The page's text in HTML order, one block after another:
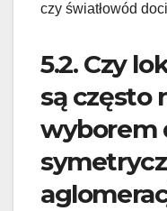
czy światłowód
5.2. Czy
są często
wyborem